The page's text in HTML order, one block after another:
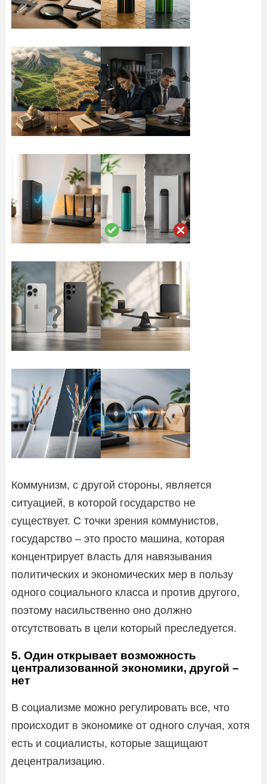
Коммунизм, с другой стороны, является
ситуацией, в которой государство не
существует. С точки зрения коммунистов,
государство – это просто машина, которая
концентрирует власть для навязывания
политических и экономических мер в пользу
одного социального класса и против другого,
поэтому насильственно оно должно
отсутствовать в цели который преследуется.
5. Один открывает возможность
централизованной экономики, другой –
нет
В социализме можно регулировать все, что
происходит в экономике от одного случая, хотя
есть и социалисты, которые защищают
децентрализацию.